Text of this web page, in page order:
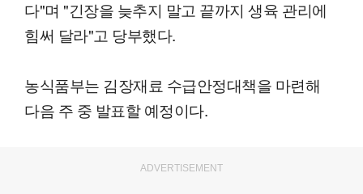
다"며 "긴장을 늦추지 말고 끝까지 생육 관리에
힘써 달라"고 당부했다.
농식품부는 김장재료 수급안정대책을 마련해
다음 주 중 발표할 예정이다.
ADVERTISEMENT